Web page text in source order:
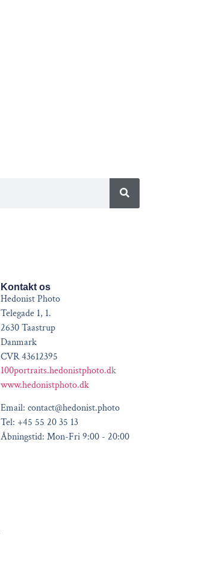
Kontakt os
Hedonist Photo
Telegade 1, 1.
2630 Taastrup
Danmark
CVR 43612395
100portraits.hedonistphoto.dk
www.hedonistphoto.dk
Email: contact@hedonist.photo
Tel: +45 55 20 35 13
Åbningstid: Mon-Fri 9:00 - 20:00